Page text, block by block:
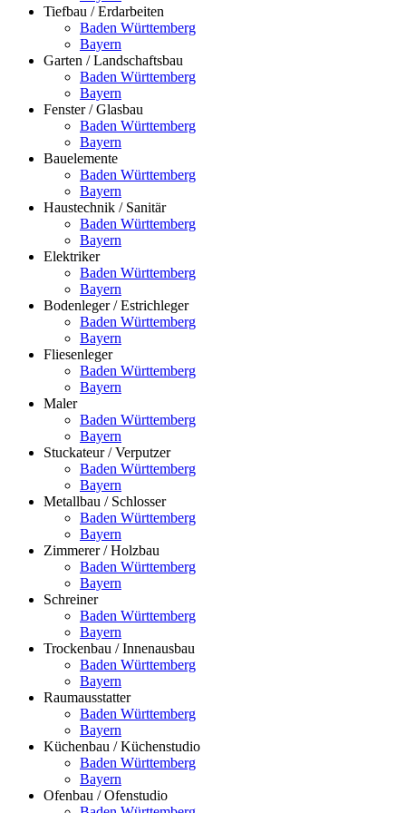
Tiefbau / Erdarbeiten
Baden Württemberg
Bayern
Garten / Landschaftsbau
Baden Württemberg
Bayern
Fenster / Glasbau
Baden Württemberg
Bayern
Bauelemente
Baden Württemberg
Bayern
Haustechnik / Sanitär
Baden Württemberg
Bayern
Elektriker
Baden Württemberg
Bayern
Bodenleger / Estrichleger
Baden Württemberg
Bayern
Fliesenleger
Baden Württemberg
Bayern
Maler
Baden Württemberg
Bayern
Stuckateur / Verputzer
Baden Württemberg
Bayern
Metallbau / Schlosser
Baden Württemberg
Bayern
Zimmerer / Holzbau
Baden Württemberg
Bayern
Schreiner
Baden Württemberg
Bayern
Trockenbau / Innenausbau
Baden Württemberg
Bayern
Raumausstatter
Baden Württemberg
Bayern
Küchenbau / Küchenstudio
Baden Württemberg
Bayern
Ofenbau / Ofenstudio